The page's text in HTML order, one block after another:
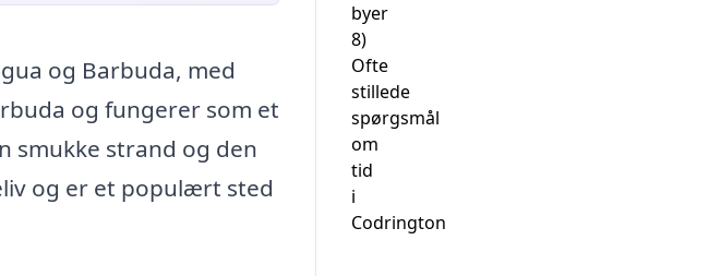
og Barbuda, med
og fungerer som et
smukke strand og den
og er et populært sted
byer
8)
Ofte
stillede
spørgsmål
om
tid
i
Codrington